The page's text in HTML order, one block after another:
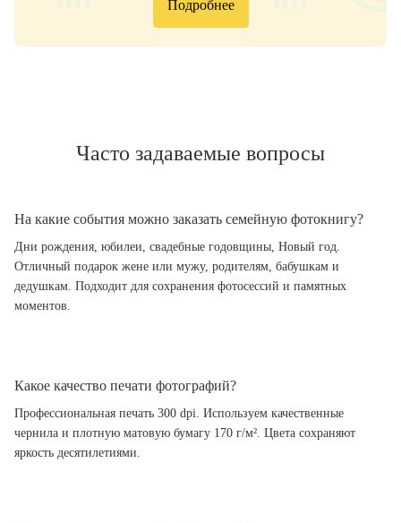
Подробнее
Часто задаваемые вопросы
На какие события можно заказать семейную фотокнигу?
Дни рождения, юбилеи, свадебные годовщины, Новый год.
Отличный подарок жене или мужу, родителям, бабушкам и
дедушкам. Подходит для сохранения фотосессий и памятных
моментов.
Какое качество печати фотографий?
Профессиональная печать 300 dpi. Используем качественные
чернила и плотную матовую бумагу 170 г/м². Цвета сохраняют
яркость десятилетиями.